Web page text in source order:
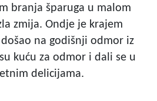
branja šparuga u malom
zmija. Ondje je krajem
na godišnji odmor iz
kuću za odmor i dali se u
delicijama.